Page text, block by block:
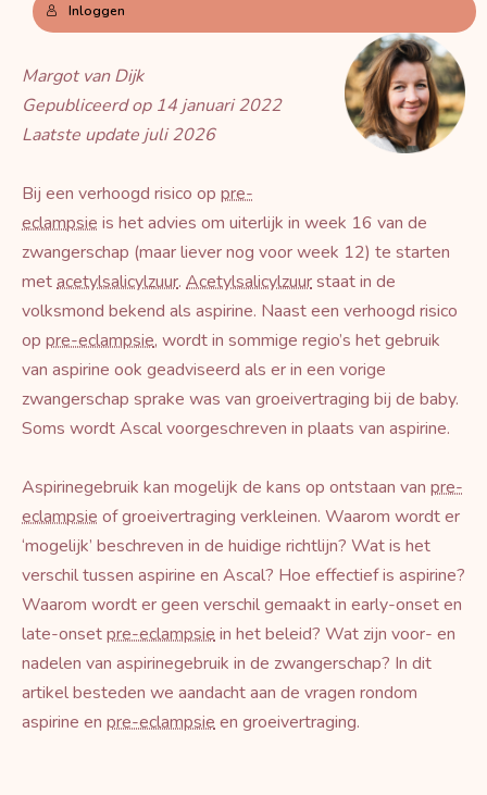
Inloggen
Margot van Dijk
Gepubliceerd op 14 januari 2022
Laatste update juli 2026
Bij een verhoogd risico op pre-
eclampsie is het advies om uiterlijk in week 16 van de
zwangerschap (maar liever nog voor week 12) te starten
metacetylsalicylzuur. Acetylsalicylzuurstaat in de
volksmond bekend als aspirine. Naast een verhoogd risico
op pre-eclampsie, wordt in sommige regio’s het gebruik
van aspirine ook geadviseerd als er in een vorige
zwangerschap sprake was van groeivertraging bij de baby.
Soms wordt Ascal voorgeschreven in plaats van aspirine.
Aspirinegebruik kan mogelijk de kans op ontstaan van pre-
eclampsie of groeivertraging verkleinen. Waarom wordt er
‘mogelijk’ beschreven in de huidige richtlijn? Wat is het
verschil tussen aspirine en Ascal? Hoe effectief is aspirine?
Waarom wordt er geen verschil gemaakt in early-onset en
late-onsetpre-eclampsiein het beleid? Wat zijn voor- en
nadelen van aspirinegebruik in de zwangerschap? In dit
artikel besteden we aandacht aan de vragen rondom
aspirine en pre-eclampsieen groeivertraging.